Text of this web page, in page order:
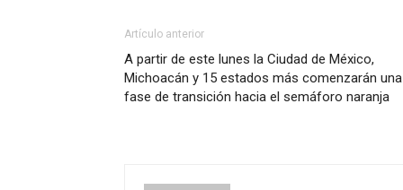
Artículo anterior
A partir de este lunes la Ciudad de México,
Michoacán y 15 estados más comenzarán una
fase de transición hacia el semáforo naranja